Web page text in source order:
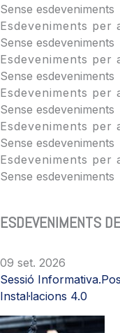
Sense esdeveniments
Esdeveniments per
Sense esdeveniments
Esdeveniments per
Sense esdeveniments
Esdeveniments per
Sense esdeveniments
Esdeveniments per
Sense esdeveniments
Esdeveniments per
Sense esdeveniments
ESDEVENIMENTS
09 set. 2026
Sessió
Instal·lacions 4.0